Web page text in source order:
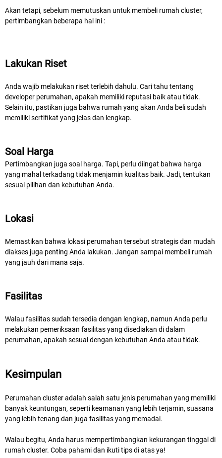
Akan tetapi, sebelum memutuskan untuk membeli rumah cluster,
pertimbangkan beberapa hal ini :
Lakukan Riset
Anda wajib melakukan riset terlebih dahulu. Cari tahu tentang
developer perumahan, apakah memiliki reputasi baik atau tidak.
Selain itu, pastikan juga bahwa rumah yang akan Anda beli sudah
memiliki sertifikat yang jelas dan lengkap.
Soal Harga
Pertimbangkan juga soal harga. Tapi, perlu diingat bahwa harga
yang mahal terkadang tidak menjamin kualitas baik. Jadi, tentukan
sesuai pilihan dan kebutuhan Anda.
Lokasi
Memastikan bahwa lokasi perumahan tersebut strategis dan mudah
diakses juga penting Anda lakukan. Jangan sampai membeli rumah
yang jauh dari mana saja.
Fasilitas
Walau fasilitas sudah tersedia dengan lengkap, namun Anda perlu
melakukan pemeriksaan fasilitas yang disediakan di dalam
perumahan, apakah sesuai dengan kebutuhan Anda atau tidak.
Kesimpulan
Perumahan cluster adalah salah satu jenis perumahan yang memiliki
banyak keuntungan, seperti keamanan yang lebih terjamin, suasana
yang lebih tenang dan juga fasilitas yang memadai.
Walau begitu, Anda harus mempertimbangkan kekurangan tinggal di
rumah cluster. Coba pahami dan ikuti tips di atas ya!